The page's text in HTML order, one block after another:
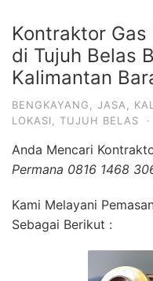
Kontraktor
di Tujuh Belas
Kalimantan
BENGKAYANG JASA
LOKASI
TUJUH BELAS ·
Anda Mencari
Permana 0816 1468
Kami Melayani
Sebagai Berikut :